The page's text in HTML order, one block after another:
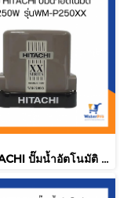
ปั๊ม HITACHI ปั๊มน้ำอัตโนมัติ 250W รุ่นWM-P250XX